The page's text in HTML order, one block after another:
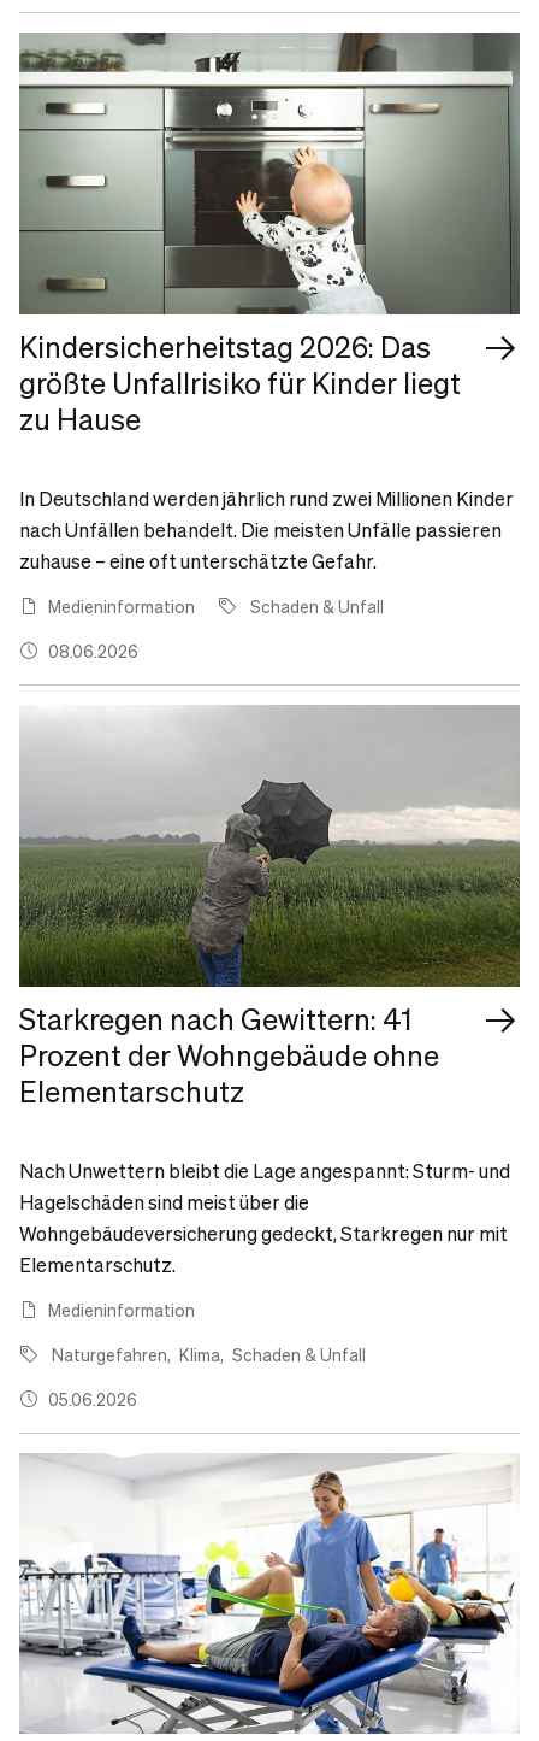
Kindersicherheitstag 2026: Das
größte Unfallrisiko für Kinder liegt
zu Hause
In Deutschland werden jährlich rund zwei Millionen Kinder
nach Unfällen behandelt. Die meisten Unfälle passieren
zuhause – eine oft unterschätzte Gefahr.
Medieninformation Schaden & Unfall
08.06.2026
Starkregen nach Gewittern: 41
Prozent der Wohngebäude ohne
Elementarschutz
Nach Unwettern bleibt die Lage angespannt: Sturm- und
Hagelschäden sind meist über die
Wohngebäudeversicherung gedeckt, Starkregen nur mit
Elementarschutz.
Medieninformation
Naturgefahren Klima Schaden & Unfall
05.06.2026